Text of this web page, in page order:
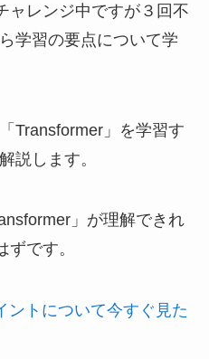
ャレンジ中ですが３回不
学習の要点について学
Transformer」を学習す
説します。
」が理解できれ
です。
ントについて今すぐ見た